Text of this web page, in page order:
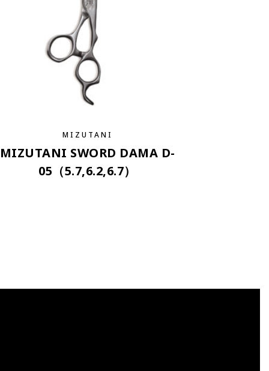
MIZUTANI
MIZUTANI SWORD DAMA D-
05（5.7,6.2,6.7）